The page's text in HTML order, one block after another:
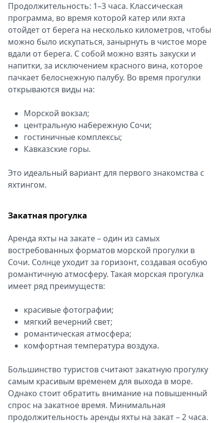
Продолжительность: 1–3 часа. Классическая
программа, во время которой катер или яхта
отойдет от берега на несколько километров, чтобы
можно было искупаться, занырнуть в чистое море
вдали от берега. С собой можно взять закуски и
напитки, за исключением красного вина, которое
пачкает белоснежную палубу. Во время прогулки
открываются виды на:
Морской вокзал;
центральную набережную Сочи;
гостиничные комплексы;
Кавказские горы.
Это идеальный вариант для первого знакомства с
яхтингом.
Закатная прогулка
Аренда яхты на закате – один из самых
востребованных форматов морской прогулки в
Сочи. Солнце уходит за горизонт, создавая особую
романтичную атмосферу. Такая морская прогулка
имеет ряд преимуществ:
красивые фотографии;
мягкий вечерний свет;
романтическая атмосфера;
комфортная температура воздуха.
Большинство туристов считают закатную прогулку
самым красивым временем для выхода в море.
Однако стоит обратить внимание на повышенный
спрос на закатное время. Минимальная
продолжительность аренды яхты на закат – 2 часа.